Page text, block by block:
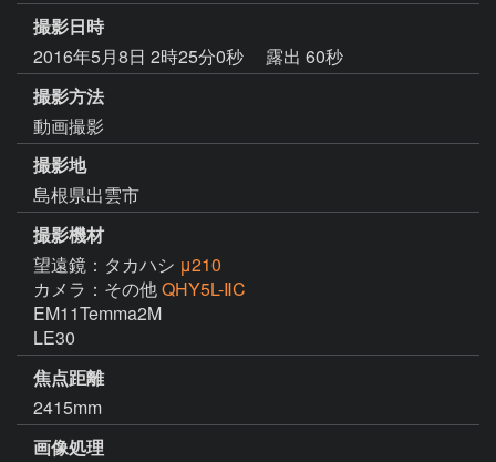
撮影日時
2016年5月8日 2時25分0秒
露出 60秒
撮影方法
動画撮影
撮影地
島根県出雲市
撮影機材
望遠鏡：タカハシ μ210
カメラ：その他QHY5L-ⅡC
EM11Temma2M
LE30
焦点距離
2415mm
画像処理